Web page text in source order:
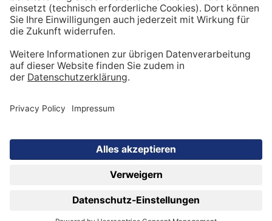
[4]Hohenzollern Apotheke (o. J.):
Magnesiummangel – Symptome & Behandlung.
https://www.hohenzollern-
apotheke.de/services/wissenswertes/blog/ma
gnesiummangel-symptome/
[5]AOK. Magnesium: Lebensmittel mit hohem
esunde-ernaehrung/magnesium-lebensmittel-
mit-hohem-gehalt-des-spurenelements/
DATENSCHUTZ IMPRESSUMGEROLSTEINER MINERALWASSER